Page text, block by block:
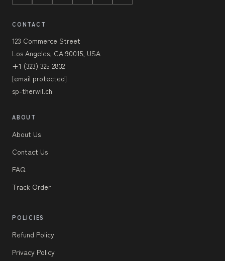
CONTACT
123 Commerce Street
Los Angeles, CA 90015, USA
+1 (323) 325-2832
[email protected]
sp-therwil.ch
ABOUT
About Us
Contact Us
FAQ
Track Order
POLICIES
Refund Policy
Privacy Policy